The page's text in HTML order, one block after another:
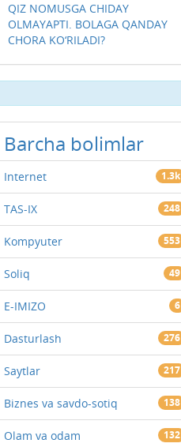
QIZ NOMUSGA CHIDAY
OLMAYAPTI. BOLAGA QANDAY
CHORA KO‘RILADI?
Barcha bolimlar
Internet 1.3k
TAS-IX 248
Kompyuter 553
Soliq 49
E-IMIZO 6
Dasturlash 276
Saytlar 217
Biznes va savdo-sotiq 138
Olam va odam 132